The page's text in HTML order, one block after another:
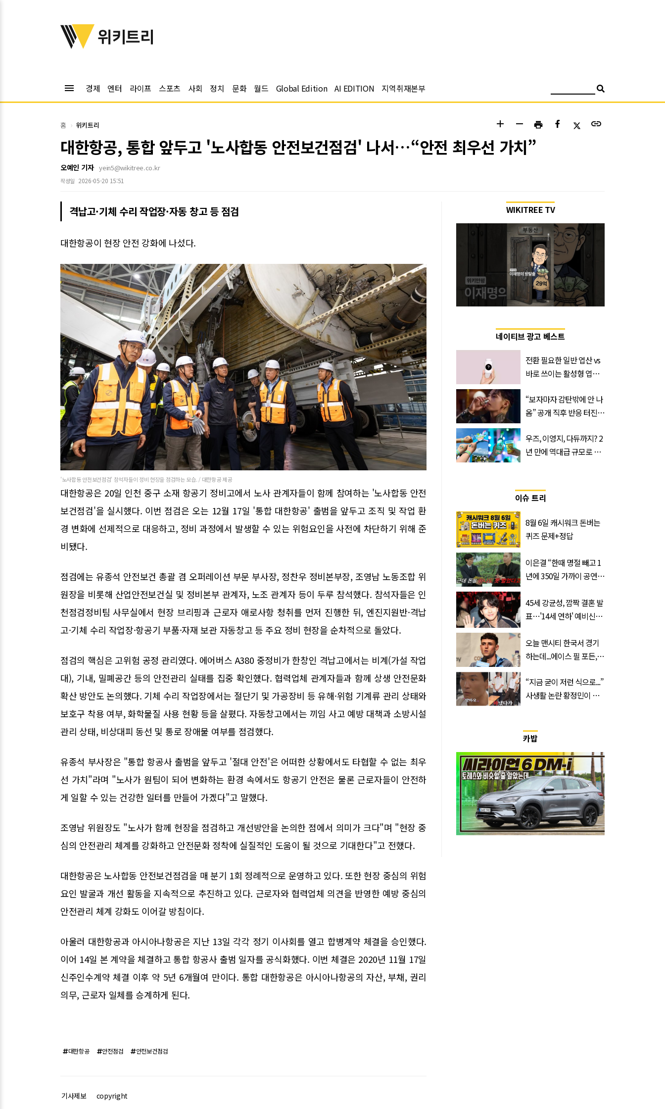
위키트리
위키트리
menu 경제 엔터 라이프 스포츠 사회 정치 문화 월드 Global Edition AI EDITION 지역취재본부
홈 위키트리 add remove print link
대한항공, 통합 앞두고 '노사합동 안전보건점검' 나서…“안전 최우선 가치”
오예인 기자 yein5@wikitree.co.kr
작성일 2026-05-20 15:51
격납고·기체 수리 작업장·자동 창고 등 점검
대한항공이 현장 안전 강화에 나섰다.
'노사합동 안전보건점검' 참석자들이 정비 현장을 점검하는 모습. / 대한항공 제공
대한항공은 20일 인천 중구 소재 항공기 정비고에서 노사 관계자들이 함께 참여하는 '노사합동 안전
보건점검'을 실시했다. 이번 점검은 오는 12월 17일 '통합 대한항공' 출범을 앞두고 조직 및 작업 환
경 변화에 선제적으로 대응하고, 정비 과정에서 발생할 수 있는 위험요인을 사전에 차단하기 위해 준
비됐다.
점검에는 유종석 안전보건 총괄 겸 오퍼레이션 부문 부사장, 정찬우 정비본부장, 조영남 노동조합 위
원장을 비롯해 산업안전보건실 및 정비본부 관계자, 노조 관계자 등이 두루 참석했다. 참석자들은 인
천점검정비팀 사무실에서 현장 브리핑과 근로자 애로사항 청취를 먼저 진행한 뒤, 엔진지원반·격납
고·기체 수리 작업장·항공기 부품·자재 보관 자동창고 등 주요 정비 현장을 순차적으로 돌았다.
점검의 핵심은 고위험 공정 관리였다. 에어버스 A380 중정비가 한창인 격납고에서는 비계(가설 작업
대), 기내, 밀폐공간 등의 안전관리 실태를 집중 확인했다. 협력업체 관계자들과 함께 상생 안전문화
확산 방안도 논의했다. 기체 수리 작업장에서는 절단기 및 가공장비 등 유해·위험 기계류 관리 상태와
보호구 착용 여부, 화학물질 사용 현황 등을 살폈다. 자동창고에서는 끼임 사고 예방 대책과 소방시설
관리 상태, 비상대피 동선 및 통로 장애물 여부를 점검했다.
유종석 부사장은 "통합 항공사 출범을 앞두고 '절대 안전'은 어떠한 상황에서도 타협할 수 없는 최우
선 가치"라며 "노사가 원팀이 되어 변화하는 환경 속에서도 항공기 안전은 물론 근로자들이 안전하
게 일할 수 있는 건강한 일터를 만들어 가겠다"고 말했다.
조영남 위원장도 "노사가 함께 현장을 점검하고 개선방안을 논의한 점에서 의미가 크다"며 "현장 중
심의 안전관리 체계를 강화하고 안전문화 정착에 실질적인 도움이 될 것으로 기대한다"고 전했다.
대한항공은 노사합동 안전보건점검을 매 분기 1회 정례적으로 운영하고 있다. 또한 현장 중심의 위험
요인 발굴과 개선 활동을 지속적으로 추진하고 있다. 근로자와 협력업체 의견을 반영한 예방 중심의
안전관리 체계 강화도 이어갈 방침이다.
아울러 대한항공과 아시아나항공은 지난 13일 각각 정기 이사회를 열고 합병계약 체결을 승인했다.
이어 14일 본 계약을 체결하고 통합 항공사 출범 일자를 공식화했다. 이번 체결은 2020년 11월 17일
신주인수계약 체결 이후 약 5년 6개월여 만이다. 통합 대한항공은 아시아나항공의 자산, 부채, 권리
의무, 근로자 일체를 승계하게 된다.
대한항공 안전점검 안전보건점검
기사제보 copyright
WIKITREE TV
네이티브 광고 베스트
전환 필요한 일반 엽산 vs
바로 쓰이는 활성형 엽
‘Quatrefolic®’ 주목
“보자마자 감탄밖에 안 나
옴” 공개 직후 반응 터진
우즈, 이영지, 다듀까지? 2
년 만에 역대급 규모로 돌
이슈 트리
8월 6일 캐시워크 돈버는
퀴즈 문제+정답
이은결 “한때 명절 빼고 1
년에 350일 가까이 공연했
(이유)
45세 강균성, 깜짝 결혼 발
표…'14세 연하' 예비신부
오늘 맨시티 한국서 경기
하는데...에이스 필 포든,
“지금 굳이 저런 식으로...”
사생활 논란 황정민이 곧
카밥